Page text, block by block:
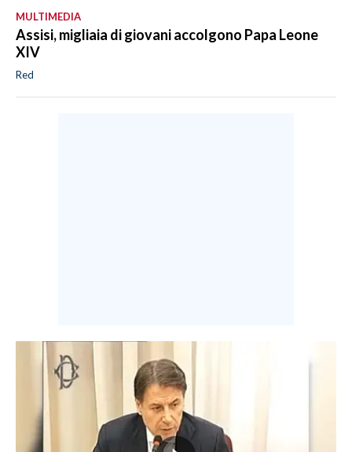
MULTIMEDIA
Assisi, migliaia di giovani accolgono Papa Leone
XIV
Red